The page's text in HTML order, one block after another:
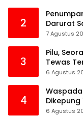
2
Darurat
Pecah di
7 Agustus
3
Pilu,
Tewas
6 Agustus
4
Dikepung
Sudah
6 Agustus